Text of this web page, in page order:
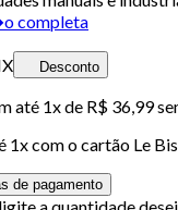
completa
Desconto
até 1x de R$ 36,99
1x com o cartão Le
de pagamento